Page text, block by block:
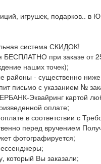
игрушек, подарков..
система СКИДОК!
БЕСПЛАТНО при заказе от
наших точек);
районы - существенно
письмо с указанием №
Эквайринг картой
оплате;
в соответствии с
перед вручением
фотографируется;
который Вы заказали;